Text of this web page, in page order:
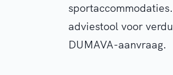
adviestool voor
DUMAVA-aanvraag.